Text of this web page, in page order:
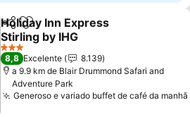
PartilharAdicionar aos favoritos
Holiday Inn Express
Stirling by IHG
3 Estrelas
8,8 Excelente
8.139
a 9.9 km de Blair Drummond Safari and
Adventure Park
Generoso e variado buffet de café da manhã